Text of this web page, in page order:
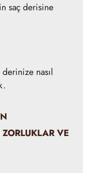
saç derisine
nasıl
VE